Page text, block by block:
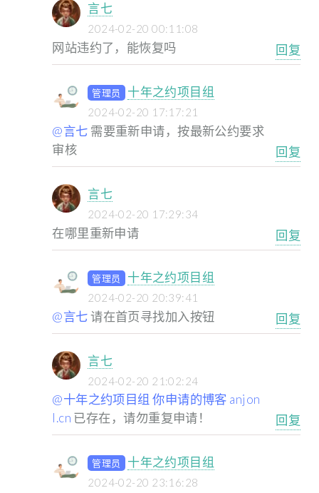
言七
2024-02-20 00:11:08
网站违约了，能恢复吗 回复
管理员 十年之约项目组
2024-02-20 17:17:21
@言七 需要重新申请，按最新公约要求
审核
回复
言七
2024-02-20 17:29:34
在哪里重新申请 回复
管理员 十年之约项目组
2024-02-20 20:39:41
@言七请在首页寻找加入按钮 回复
言七
2024-02-20 21:02:24
@十年之约项目组 你申请的博客 anjon
l.cn 已存在，请勿重复申请！ 回复
管理员 十年之约项目组
2024-02-20 23:16:28